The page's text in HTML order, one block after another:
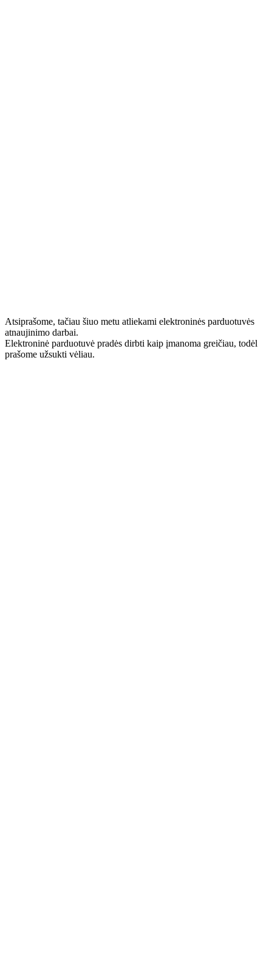
Atsiprašome, tačiau šiuo metu atliekami elektroninės parduotuvės
atnaujinimo darbai.
Elektroninė parduotuvė pradės dirbti kaip įmanoma greičiau, todėl
prašome užsukti vėliau.